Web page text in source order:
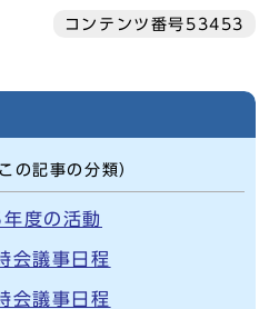
コンテンツ番号53453
この記事の分類）
度の活動
会議事日程
会議事日程